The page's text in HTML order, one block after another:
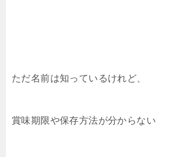
ただ名前は知っているけれど、
賞味期限や保存方法が分からない